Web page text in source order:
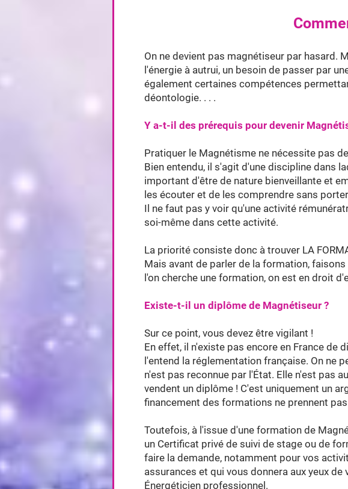
On ne devient pas magnétiseur par hasard.
l'énergie à autrui, un besoin de passer par
également certaines compétences
déontologie. . . .
Y a-t-il des prérequis pour devenir
Pratiquer le Magnétisme ne nécessite pas
Bien entendu, il s'agit d'une discipline dans
important d'être de nature bienveillante et
les écouter et de les comprendre sans
Il ne faut pas y voir qu'une activité
soi-même dans cette activité.
La priorité consiste donc à trouver LA
Mais avant de parler de la formation,
l'on cherche une formation, on est en droit
Existe-t-il un diplôme de Magnétiseur ?
Sur ce point, vous devez être vigilant !
En effet, il n'existe pas encore en France de
l'entend la réglementation française. On ne
n'est pas reconnue par l'État. Elle n'est pas
vendent un diplôme ! C'est uniquement un
financement des formations ne prennent
Toutefois, à l'issue d'une formation de
un Certificat privé de suivi de stage ou de
faire la demande, notamment pour vos
assurances et qui vous donnera aux yeux
Énergéticien professionnel.